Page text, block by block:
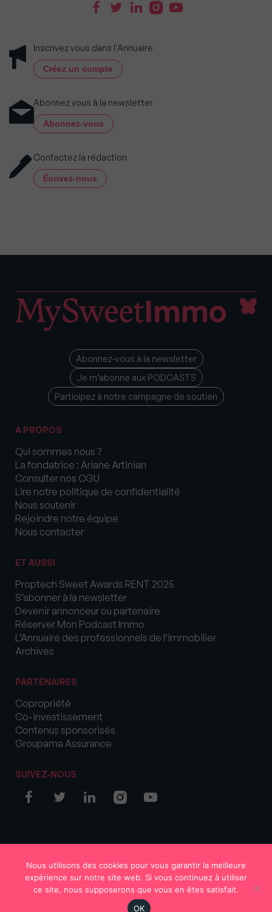
Inscrivez vous dans l'Annuaire
Créez un compte
Abonnez vous à la newsletter
Abonnez-vous
Contactez la rédaction
Écrivez-nous
Abonnez-vous à la newsletter
Je m’abonne aux PODCASTS
Participez à notre campagne de soutien
A PROPOS
Qui sommes nous ?
La fondatrice : Ariane Artinian
Consulter nos CGU
Lire notre politique de confidentialité
Nous soutenir
Rejoindre notre équipe
Nous contacter
ET AUSSI
Proptech Sweet Awards RENT 2025
S’abonner à la newsletter
Devenir annonceur ou partenaire
Réserver Mon Podcast Immo
L’Annuaire des professionnels de l’immobilier
Archives
PARTENAIRES
Copropriété
Co-investissement
Contenus sponsorisés
Groupama Assurance
SUIVEZ-NOUS
Nous utilisons des cookies pour vous garantir la meilleure
expérience sur notre site web. Si vous continuez à utiliser
ce site, nous supposerons que vous en êtes satisfait.
OK